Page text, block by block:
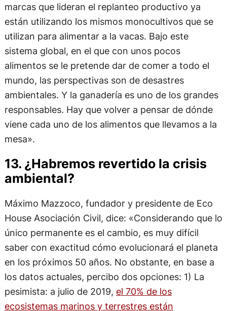
marcas que lideran el replanteo productivo ya
están utilizando los mismos monocultivos que se
utilizan para alimentar a la vacas. Bajo este
sistema global, en el que con unos pocos
alimentos se le pretende dar de comer a todo el
mundo, las perspectivas son de desastres
ambientales. Y la ganadería es uno de los grandes
responsables. Hay que volver a pensar de dónde
viene cada uno de los alimentos que llevamos a la
mesa».
13. ¿Habremos revertido la crisis
ambiental?
Máximo Mazzoco, fundador y presidente de Eco
House Asociación Civil, dice: «Considerando que lo
único permanente es el cambio, es muy difícil
saber con exactitud cómo evolucionará el planeta
en los próximos 50 años. No obstante, en base a
los datos actuales, percibo dos opciones: 1) La
pesimista: a julio de 2019, el 70% de los
ecosistemas marinos y terrestres están